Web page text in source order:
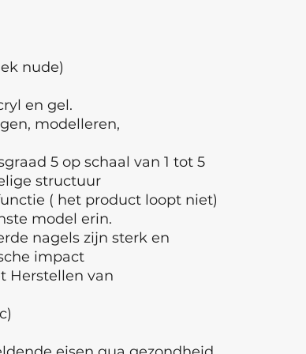
nude)
en gel.
modelleren,
5 op schaal van 1 tot 5
structuur
( het product loopt niet)
model erin.
nagels zijn sterk en
impact
Herstellen van